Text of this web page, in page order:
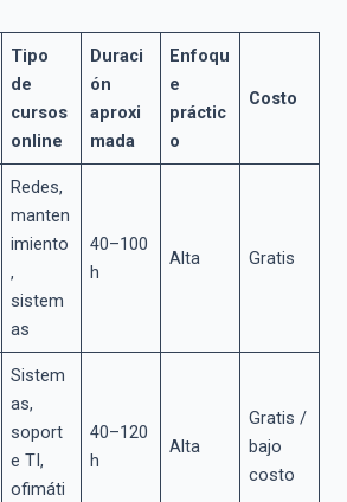
Tipo
de
cursos
online
Duraci
ón
aproxi
mada
Enfoqu
e
práctic
o
Costo
Redes,
manten
imiento
,
sistem
as
40–100
h
Alta Gratis
Sistem
as,
soport
e TI,
ofimáti
40–120
h
Alta
Gratis /
bajo
costo